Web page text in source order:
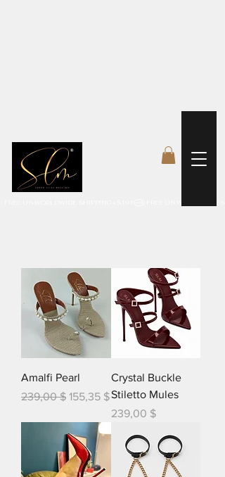
Amalfi Pearl
Обычная цена
239,00 $ Цена со скидкой
155,35 $
Crystal Buckle
Stiletto Mules
Цена
239,00 $